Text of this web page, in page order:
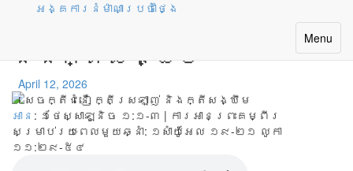
អង្គការនំម៉ាណាប្រចាំថ្ងៃ
Toggle
Menu
សេចក្តីជំនឿ ក្តីស្រឡាញ់
និងក្តីសង្ឃឹម
April 12, 2026
អាន : ១ថែស្សាឡូនិច ១:១-៣ | ការអានព្រះគម្ពីរ
សម្រាប់រយៈពេលមួយឆ្នាំ: ១សាំយ៉ូអែល ១៩-២១ លូកា
១១:២៩-៥៤